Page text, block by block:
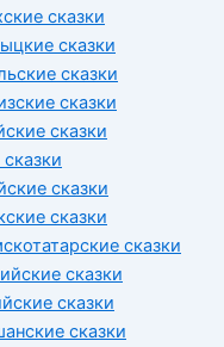
сказки
сказки
сказки
сказки
сказки
сказки
сказки
сказки
сказки
сказки
сказки